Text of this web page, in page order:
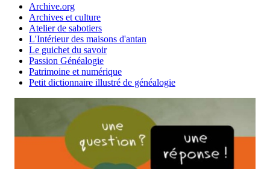
Archive.org
Archives et culture
Atelier de sabotiers
L'Intérieur des maisons d'antan
Le guichet du savoir
Passion Généalogie
Patrimoine et numérique
Petit dictionnaire illustré de généalogie